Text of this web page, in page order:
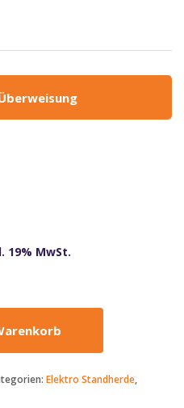
19% MwSt.
Elektro Standherde,